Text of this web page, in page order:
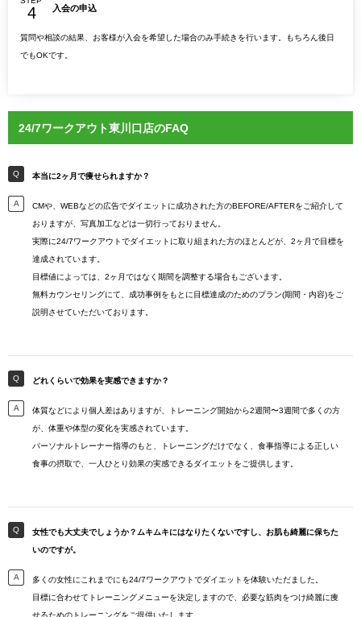
入会の申込
質問や相談の結果、お客様が入会を希望した場合のみ手続きを行います。もちろん後日
でもOKです。
24/7ワークアウト東川口店のFAQ
本当に2ヶ月で痩せられますか？
CMや、WEBなどの広告でダイエットに成功された方のBEFORE/AFTERをご紹介して
おりますが、写真加工などは一切行っておりません。
実際に24/7ワークアウトでダイエットに取り組まれた方のほとんどが、2ヶ月で目標を
達成されています。
目標値によっては、2ヶ月ではなく期間を調整する場合もございます。
無料カウンセリングにて、成功事例をもとに目標達成のためのプラン(期間・内容)をご
説明させていただいております。
どれくらいで効果を実感できますか？
体質などにより個人差はありますが、トレーニング開始から2週間〜3週間で多くの方
が、体重や体型の変化を実感されています。
パーソナルトレーナー指導のもと、トレーニングだけでなく、食事指導による正しい
食事の摂取で、一人ひとり効果の実感できるダイエットをご提供します。
女性でも大丈夫でしょうか？ムキムキにはなりたくないですし、お肌も綺麗に保ちた
いのですが。
多くの女性にこれまでにも24/7ワークアウトでダイエットを体験いただました。
目標に合わせてトレーニングメニューを決定しますので、必要な筋肉をつけ綺麗に痩
せるためのトレーニングをご提供いたします。